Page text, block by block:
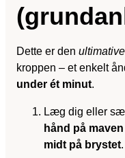
Dette er den
kroppen – et enkelt
under ét minut.
Læg dig eller
hånd på maven
midt på brystet.